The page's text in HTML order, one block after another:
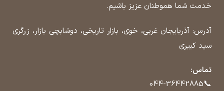
خدمت شما هموطنان عزیز باشیم.
آدرس: آذربایجان غربی، خوی، بازار تاریخی، دوشابچی بازار، زرگری
سید کبیری
تماس:
📞
044-36442885